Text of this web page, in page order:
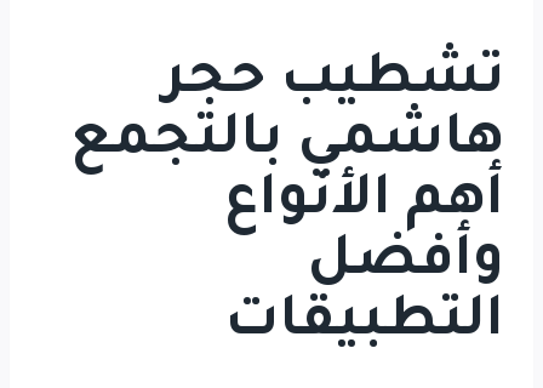
تشطيب حجر
هاشمي بالتجمع
أهم الأنواع
وأفضل
التطبيقات